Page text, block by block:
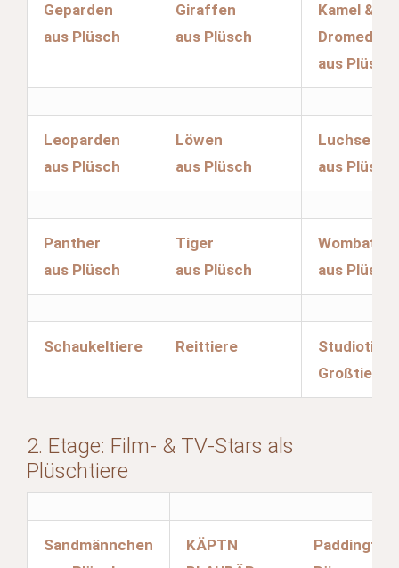
Geparden
aus Plüsch
Giraffen
aus Plüsch
Kamel &
Dromedar
aus Plüsch
Leoparden
aus Plüsch
Löwen
aus Plüsch
Luchse
aus Plüsch
Panther
aus Plüsch
Tiger
aus Plüsch
Wombats
aus Plüsch
Schaukeltiere Reittiere
Großtiere
2. Etage: Film- & TV-Stars als
Plüschtiere
Sandmännchen
KÄPTN
Paddington